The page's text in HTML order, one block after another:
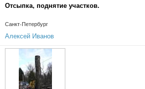
Отсыпка, поднятие участков.
Санкт-Петербург
Алексей Иванов